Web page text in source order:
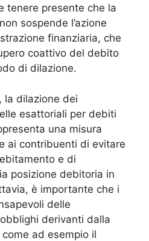
tenere presente che la
sospende l’azione
finanziaria, che
coattivo del debito
di dilazione.
la dilazione dei
esattoriali per debiti
una misura
ai contribuenti di evitare
e di
posizione debitoria in
è importante che i
delle
derivanti dalla
ad esempio il